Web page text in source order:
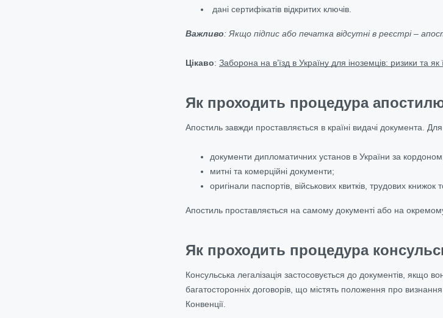
дані сертифікатів відкритих ключів.
Важливо: Якщо підпис або печатка відсутні в реєстрі –
Цікаво: Заборона на в’їзд в Україну для іноземців: ризики та
Як проходить процедура
Апостиль завжди проставляється в країні видачі документа.
документи дипломатичних установ в України за
митні та комерційні документи;
оригінали паспортів, військових квитків, трудових
Апостиль проставляється на самому документі або на
Як проходить процедура
Консульська легалізація застосовується до документів, якщо
багатосторонніх договорів, що містять положення про
Конвенції.